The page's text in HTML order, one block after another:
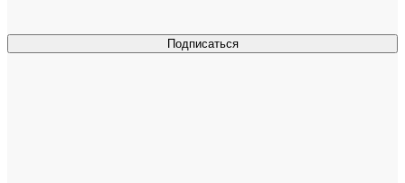
Подписаться